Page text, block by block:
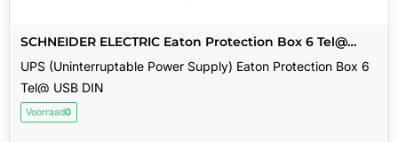
SCHNEIDER ELECTRIC Eaton Protection Box 6 Tel@
UPS (Uninterruptable Power Supply) Eaton Protection Box 6
Tel@ USB DIN
Voorraad0